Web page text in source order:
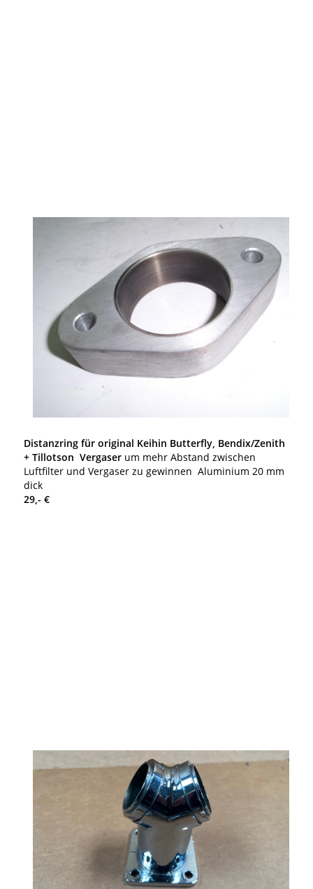
Distanzring für original Keihin Butterfly, Bendix/Zenith
+ Tillotson Vergaserum mehr Abstand zwischen
Luftfilter und Vergaser zu gewinnen Aluminium 20 mm
dick
29,- €